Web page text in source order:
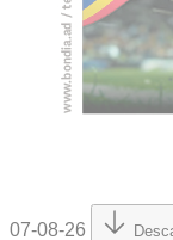
07-08-26